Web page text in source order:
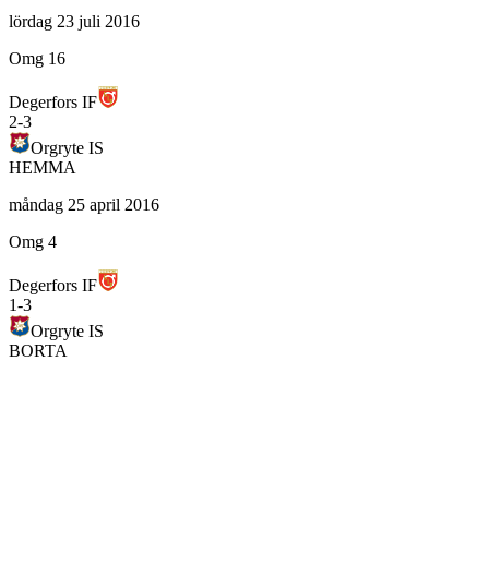
lördag 23 juli 2016
Omg 16
Degerfors IF
2-3
Orgryte IS
HEMMA
måndag 25 april 2016
Omg 4
Degerfors IF
1-3
Orgryte IS
BORTA